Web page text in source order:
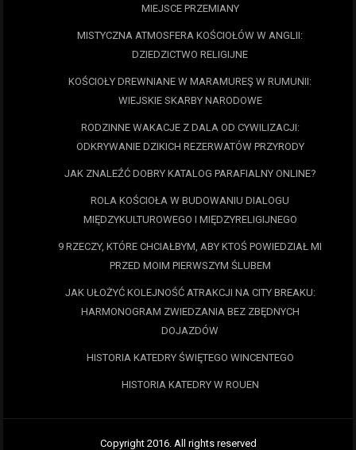
MIEJSCE PRZEMIANY
MISTYCZNA ATMOSFERA KOŚCIOŁÓW W ANGLII:
DZIEDZICTWO RELIGIJNE
KOŚCIOŁY DREWNIANE W MARAMUREŞ W RUMUNII:
WIEJSKIE SKARBY NARODOWE
RODZINNE WAKACJE Z DALA OD CYWILIZACJI:
ODKRYWANIE DZIKICH REZERWATÓW PRZYRODY
JAK ZNALEŹĆ DOBRY KATALOG PARAFIALNY ONLINE?
ROLA KOŚCIOŁA W BUDOWANIU DIALOGU
MIĘDZYKULTUROWEGO I MIĘDZYRELIGIJNEGO
9 RZECZY, KTÓRE CHCIAŁBYM, ABY KTOŚ POWIEDZIAŁ MI
PRZED MOIM PIERWSZYM ŚLUBEM
JAK UŁOŻYĆ KOLEJNOŚĆ ATRAKCJI NA CITY BREAKU:
HARMONOGRAM ZWIEDZANIA BEZ ZBĘDNYCH
DOJAZDÓW
HISTORIA KATEDRY ŚWIĘTEGO WINCENTEGO
HISTORIA KATEDRY W ROUEN
Copyright 2016. All rights reserved